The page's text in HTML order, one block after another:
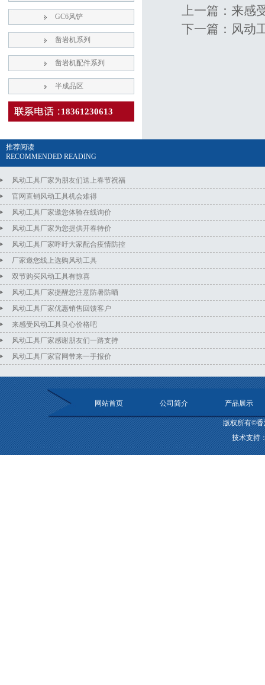
上一篇： 来感
下一篇： 风动
GC6风铲
凿岩机系列
凿岩机配件系列
半成品区
18361230613
推荐阅读
RECOMMENDED READING
风动工具厂家为朋友们送上春节祝福
官网直销风动工具机会难得
风动工具厂家邀您体验在线询价
风动工具厂家为您提供开春特价
风动工具厂家呼吁大家配合疫情防控
厂家邀您线上选购风动工具
双节购买风动工具有惊喜
风动工具厂家提醒您注意防暑防晒
风动工具厂家优惠销售回馈客户
来感受风动工具良心价格吧
风动工具厂家感谢朋友们一路支持
风动工具厂家官网带来一手报价
网站首页 公司简介 产品展示
版权所有©
技术支持